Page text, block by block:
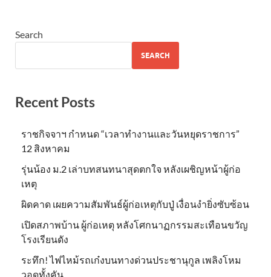
Search
SEARCH
Recent Posts
ราชกิจจาฯ กำหนด “เวลาทำงานและวันหยุดราชการ”
12 สิงหาคม
รุ่นน้อง ม.2 เล่าบทสนทนาสุดตกใจ หลังเผชิญหน้าผู้ก่อ
เหตุ
ผิดคาด เผยความสัมพันธ์ผู้ก่อเหตุกับปู่ เงื่อนงำยิ่งซับซ้อน
เปิดสภาพบ้าน ผู้ก่อเหตุ หลังโศกนาฏกรรมสะเทือนขวัญ
โรงเรียนดัง
ระทึก! ไฟไหม้รถเก๋งบนทางด่วนประชานุกูล เพลิงโหม
วอดทั้งคัน